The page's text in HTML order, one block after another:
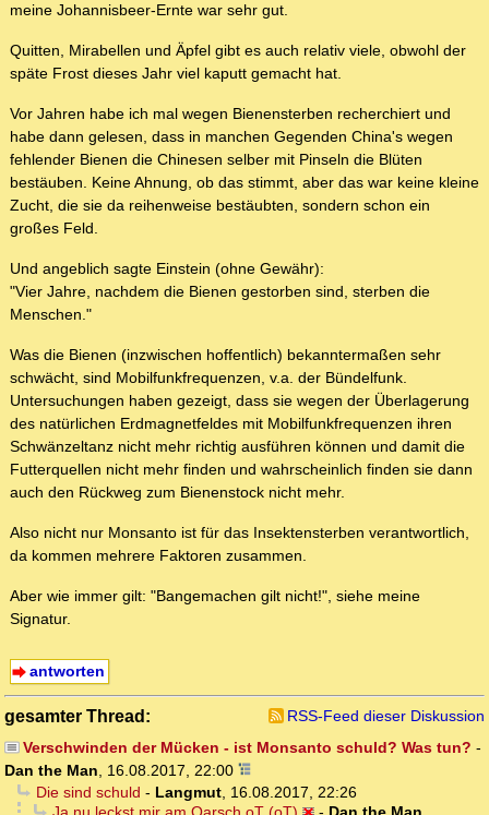
meine Johannisbeer-Ernte war sehr gut.
Quitten, Mirabellen und Äpfel gibt es auch relativ viele, obwohl der
späte Frost dieses Jahr viel kaputt gemacht hat.
Vor Jahren habe ich mal wegen Bienensterben recherchiert und
habe dann gelesen, dass in manchen Gegenden China's wegen
fehlender Bienen die Chinesen selber mit Pinseln die Blüten
bestäuben. Keine Ahnung, ob das stimmt, aber das war keine kleine
Zucht, die sie da reihenweise bestäubten, sondern schon ein
großes Feld.
Und angeblich sagte Einstein (ohne Gewähr):
"Vier Jahre, nachdem die Bienen gestorben sind, sterben die
Menschen."
Was die Bienen (inzwischen hoffentlich) bekanntermaßen sehr
schwächt, sind Mobilfunkfrequenzen, v.a. der Bündelfunk.
Untersuchungen haben gezeigt, dass sie wegen der Überlagerung
des natürlichen Erdmagnetfeldes mit Mobilfunkfrequenzen ihren
Schwänzeltanz nicht mehr richtig ausführen können und damit die
Futterquellen nicht mehr finden und wahrscheinlich finden sie dann
auch den Rückweg zum Bienenstock nicht mehr.
Also nicht nur Monsanto ist für das Insektensterben verantwortlich,
da kommen mehrere Faktoren zusammen.
Aber wie immer gilt: "Bangemachen gilt nicht!", siehe meine
Signatur.
antworten
gesamter Thread:
RSS-Feed dieser Diskussion
Verschwinden der Mücken - ist Monsanto schuld? Was tun? -
Dan the Man, 16.08.2017, 22:00
Die sind schuld - Langmut, 16.08.2017, 22:26